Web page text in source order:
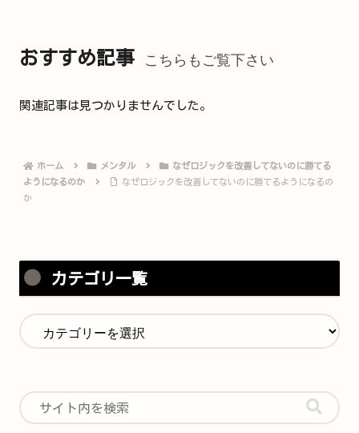
おすすめ記事 こちらもご覧下さい
関連記事は見つかりませんでした。
ホーム メンタル
なぜロジックを改善してないのに勝てる
ようになるのか
なぜロジックを改善してないのに勝てるようになるの
か
カテゴリ一覧